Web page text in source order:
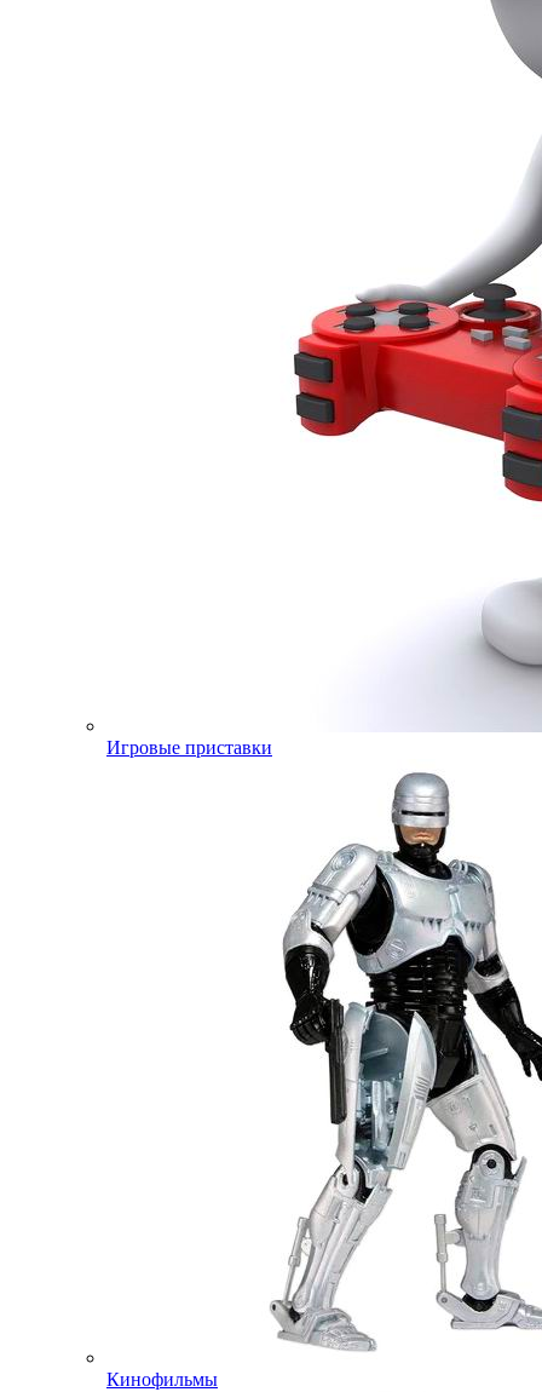
Игровые приставки
Кинофильмы